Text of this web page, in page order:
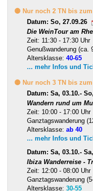
🟡 Nur noch 2 TN bis
Datum: So, 27.09.26
Die WeinTour am
Zeit: 11:30 - 17:30 Uhr
Genußwanderung (ca.
Altersklasse: 40-65
... mehr Infos und
🟡 Nur noch 3 TN bis
Datum: Sa, 03.10.-
Wandern rund um
Zeit: 10:00 - 17:00 Uhr
Ganztagswanderung
Altersklasse: ab 40
... mehr Infos und
Datum: Sa, 03.10.-
Ibiza Wanderreise -
Zeit: 12:00 - 08:00 Uhr
Ganztagswanderung
Altersklasse: 30-55